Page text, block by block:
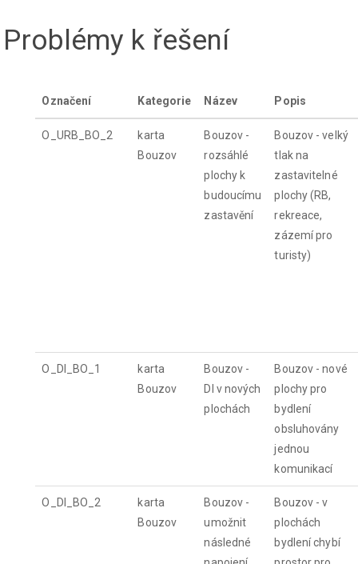
Problémy k řešení
Označení Kategorie Název Popis
O_URB_BO_2
karta
Bouzov
Bouzov -
rozsáhlé
plochy k
budoucímu
zastavění
Bouzov - velký
tlak na
zastavitelné
plochy (RB,
rekreace,
zázemí pro
turisty)
O_DI_BO_1
karta
Bouzov
Bouzov -
DI v nových
plochách
Bouzov - nové
plochy pro
bydlení
obsluhovány
jednou
komunikací
O_DI_BO_2
karta
Bouzov
Bouzov -
umožnit
následné
Bouzov - v
plochách
bydlení chybí